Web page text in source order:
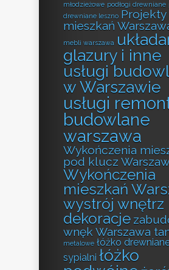
młodzieżowe podłogi drewniane
drewniane leszno Projekty
mieszkań
mebli warszawa
glazury i inne
usługi
w Warszawie
usługi
budowlane
warszawa
Wykończenia
pod klucz
Wykończenia
mieszkań
wystrój wnętrz
dekoracje
wnęk Warszawa
metalowe łóżko
sypialni łóżko